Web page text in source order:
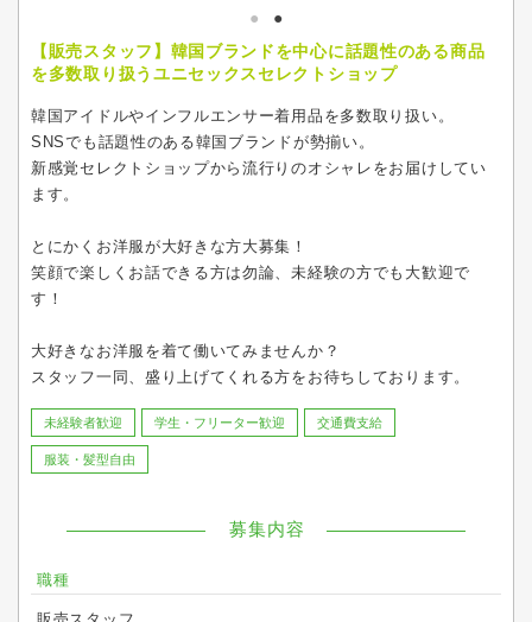
【販売スタッフ】韓国ブランドを中心に話題性のある商品
を多数取り扱うユニセックスセレクトショップ
韓国アイドルやインフルエンサー着用品を多数取り扱い。
SNSでも話題性のある韓国ブランドが勢揃い。
新感覚セレクトショップから流行りのオシャレをお届けしてい
ます。
とにかくお洋服が大好きな方大募集！
笑顔で楽しくお話できる方は勿論、未経験の方でも大歓迎で
す！
大好きなお洋服を着て働いてみませんか？
スタッフ一同、盛り上げてくれる方をお待ちしております。
未経験者歓迎 学生・フリーター歓迎 交通費支給
服装・髪型自由
募集内容
職種